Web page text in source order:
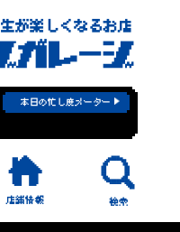
本日の忙し度メーター